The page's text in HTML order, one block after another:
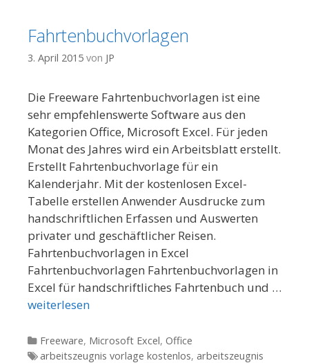
Fahrtenbuchvorlagen
3. April 2015 von JP
Die Freeware Fahrtenbuchvorlagen ist eine
sehr empfehlenswerte Software aus den
Kategorien Office, Microsoft Excel. Für jeden
Monat des Jahres wird ein Arbeitsblatt erstellt.
Erstellt Fahrtenbuchvorlage für ein
Kalenderjahr. Mit der kostenlosen Excel-
Tabelle erstellen Anwender Ausdrucke zum
handschriftlichen Erfassen und Auswerten
privater und geschäftlicher Reisen.
Fahrtenbuchvorlagen in Excel
Fahrtenbuchvorlagen Fahrtenbuchvorlagen in
Excel für handschriftliches Fahrtenbuch und …
weiterlesen
Kategorien
Freeware, Microsoft Excel, Office
Tags
arbeitszeugnis vorlage kostenlos, arbeitszeugnis